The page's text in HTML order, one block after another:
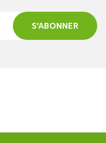
S’ABONNER